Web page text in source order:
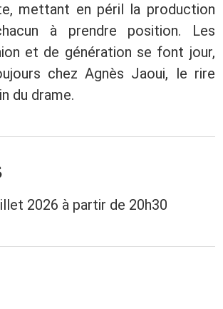
mettant en péril la production
à prendre position. Les
et de génération se font jour,
chez Agnès Jaoui, le rire
du drame.
2026 à partir de 20h30